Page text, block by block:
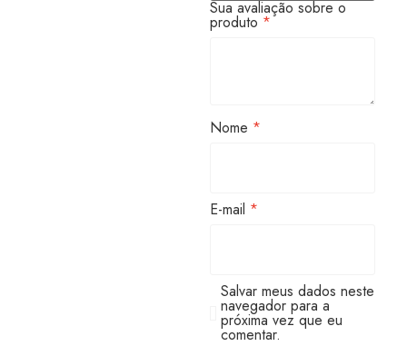
Sua avaliação sobre o
produto *
Nome *
E-mail *
Salvar meus dados neste
navegador para a
próxima vez que eu
comentar.